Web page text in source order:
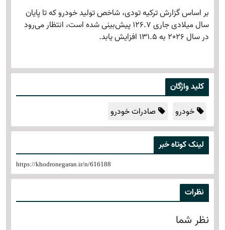
بر اساس گزارش ترکیه تودی، شاخص تولید خودرو که تا پایان
سال میلادی جاری 126.7 پیش‌بینی شده است، انتظار می‌رود
در سال 2026 به 131.5 افزایش یابد.
کلید واژگان
خودرو
صادرات خودرو
لینک کوتاه خبر
https://khodronegaran.ir/n/616188
نظرات
نظر شما